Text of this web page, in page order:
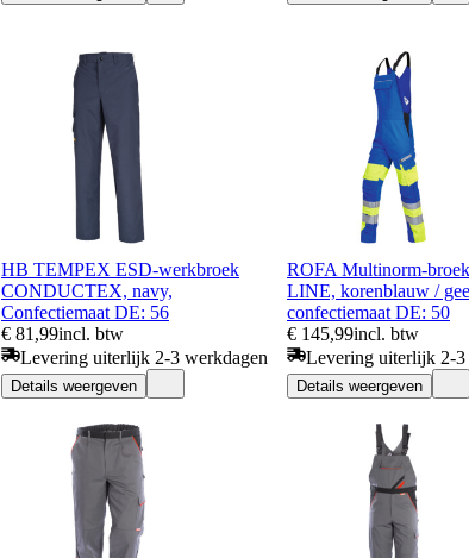
HB TEMPEX ESD-werkbroek
CONDUCTEX, navy,
Confectiemaat DE: 56
€ 81,99incl. btw
Levering uiterlijk 2-3 werkdagen
Details weergeven
ROFA Multinorm-
LINE, korenblauw /
confectiemaat DE: 50
€ 145,99incl. btw
Levering uiterlijk 2-3
Details weergeven